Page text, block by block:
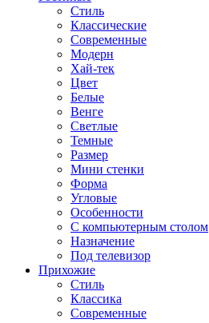
Стиль
Классические
Современные
Модерн
Хай-тек
Цвет
Белые
Венге
Светлые
Темные
Размер
Мини стенки
Форма
Угловые
Особенности
С компьютерным столом
Назначение
Под телевизор
Прихожие
Стиль
Классика
Современные